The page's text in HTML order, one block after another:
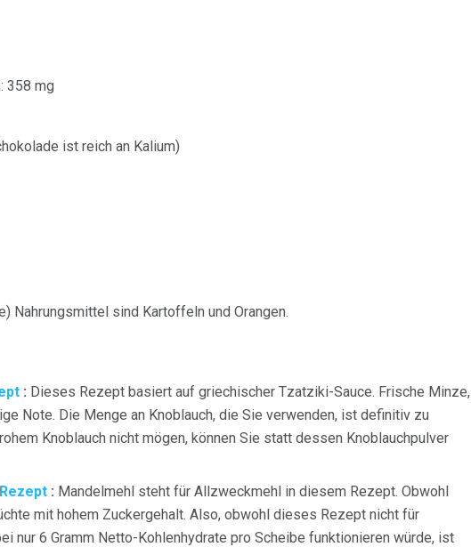
358 mg
ist reich an Kalium)
Nahrungsmittel sind Kartoffeln und Orangen.
: Dieses Rezept basiert auf griechischer Tzatziki-Sauce. Frische Minze,
Note. Die Menge an Knoblauch, die Sie verwenden, ist definitiv zu
Knoblauch nicht mögen, können Sie statt dessen Knoblauchpulver
: Mandelmehl steht für Allzweckmehl in diesem Rezept. Obwohl
mit hohem Zuckergehalt. Also, obwohl dieses Rezept nicht für
nur 6 Gramm Netto-Kohlenhydrate pro Scheibe funktionieren würde, ist